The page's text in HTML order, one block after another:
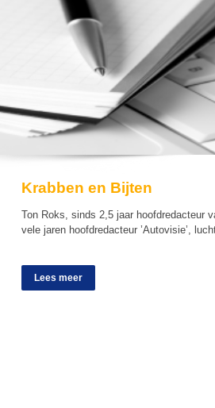
Krabben en Bijten
Ton Roks, sinds 2,5 jaar hoofdredacteur
vele jaren hoofdredacteur ’Autovisie’,
Lees meer